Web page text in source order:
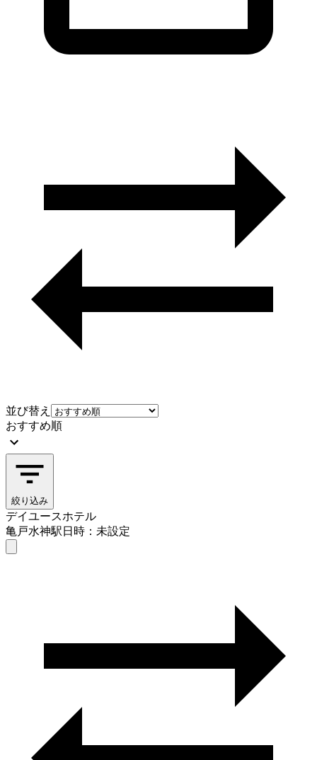
並び替え
おすすめ順
絞り込み
デイユースホテル
亀戸水神駅日時：未設定